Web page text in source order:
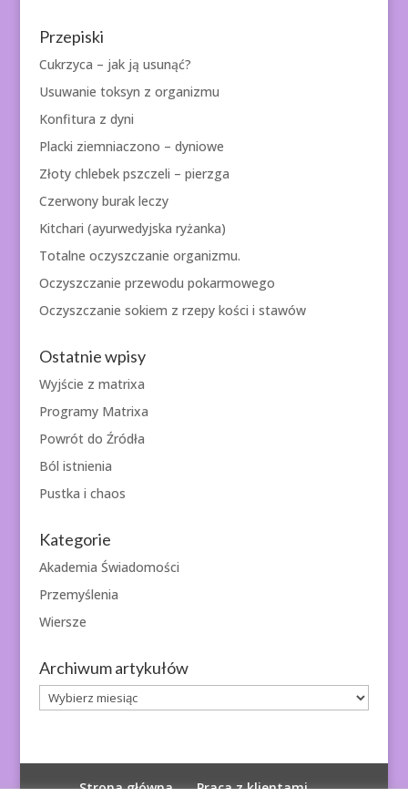
Przepiski
Cukrzyca – jak ją usunąć?
Usuwanie toksyn z organizmu
Konfitura z dyni
Placki ziemniaczono – dyniowe
Złoty chlebek pszczeli – pierzga
Czerwony burak leczy
Kitchari (ayurwedyjska ryżanka)
Totalne oczyszczanie organizmu.
Oczyszczanie przewodu pokarmowego
Oczyszczanie sokiem z rzepy kości i stawów
Ostatnie wpisy
Wyjście z matrixa
Programy Matrixa
Powrót do Źródła
Ból istnienia
Pustka i chaos
Kategorie
Akademia Świadomości
Przemyślenia
Wiersze
Archiwum artykułów
Archiwum
artykułów
Strona główna Praca z klientami